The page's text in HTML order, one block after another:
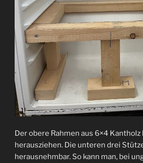
Der obere Rahmen aus 6×4 Kantholz
herausziehen. Die unteren drei
herausnehmbar. So kann man, bei